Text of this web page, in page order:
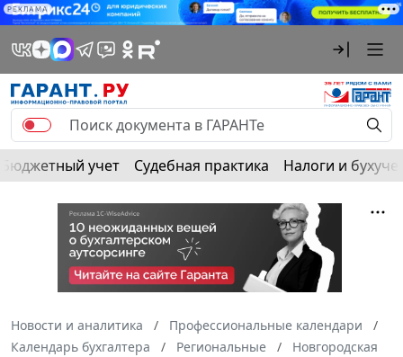
РЕКЛАМА
Бюджетный учет Судебная практика Налоги и
Новости и аналитика
Профессиональные календари
Календарь бухгалтера
Региональные
Новгородская